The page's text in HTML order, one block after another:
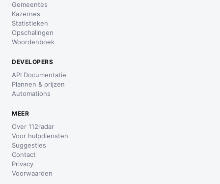
Gemeentes
Kazernes
Statistieken
Opschalingen
Woordenboek
DEVELOPERS
API Documentatie
Plannen & prijzen
Automations
MEER
Over 112radar
Voor hulpdiensten
Suggesties
Contact
Privacy
Voorwaarden